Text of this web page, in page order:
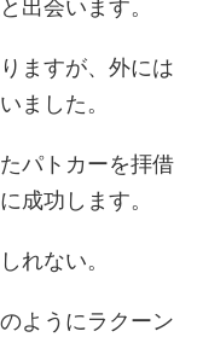
出会います。
ますが、外には
ました。
パトカーを拝借
成功します。
れない。
ようにラクーン